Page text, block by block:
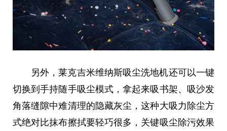
另外，莱克吉米维纳斯吸尘洗地机还可以一键
切换到手持随手吸尘模式，拿起来吸书架、吸沙发
角落缝隙中难清理的隐藏灰尘，这种大吸力除尘方
式绝对比抹布擦拭要轻巧很多，关键吸尘除污效果